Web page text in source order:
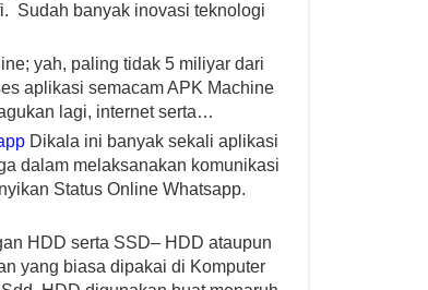
Sudah banyak inovasi teknologi
yah, paling tidak 5 miliyar dari
aplikasi semacam APK Machine
lagi, internet serta…
Dikala ini banyak sekali aplikasi
dalam melaksanakan komunikasi
Status Online Whatsapp.
HDD serta SSD– HDD ataupun
yang biasa dipakai di Komputer